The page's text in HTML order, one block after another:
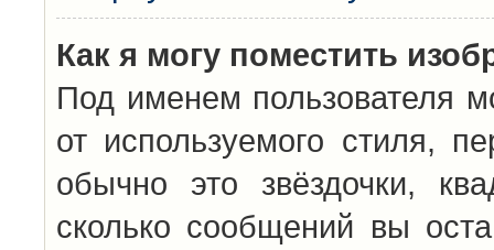
Как я могу поместить
Под именем пользователя
от используемого стиля,
обычно это звёздочки,
сколько сообщений вы